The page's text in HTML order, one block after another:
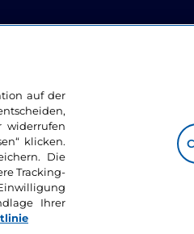
auf der
widerrufen
klicken.
Die
Tracking-
Ihrer